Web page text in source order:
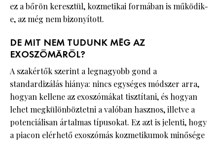
ez a bőrön keresztül, kozmetikai formában is működik-
e, az még nem bizonyított.
DE MIT NEM TUDUNK MÉG AZ
EXOSZÓMÁRÓL?
A szakértők szerint a legnagyobb gond a
standardizálás hiánya: nincs egységes módszer arra,
hogyan kellene az exoszómákat tisztítani, és hogyan
lehet megkülönböztetni a valóban hasznos, illetve a
potenciálisan ártalmas típusokat. Ez azt is jelenti, hogy
a piacon elérhető exoszómás kozmetikumok minősége